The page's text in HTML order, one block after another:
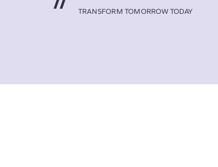
TRANSFORM TOMORROW TODAY